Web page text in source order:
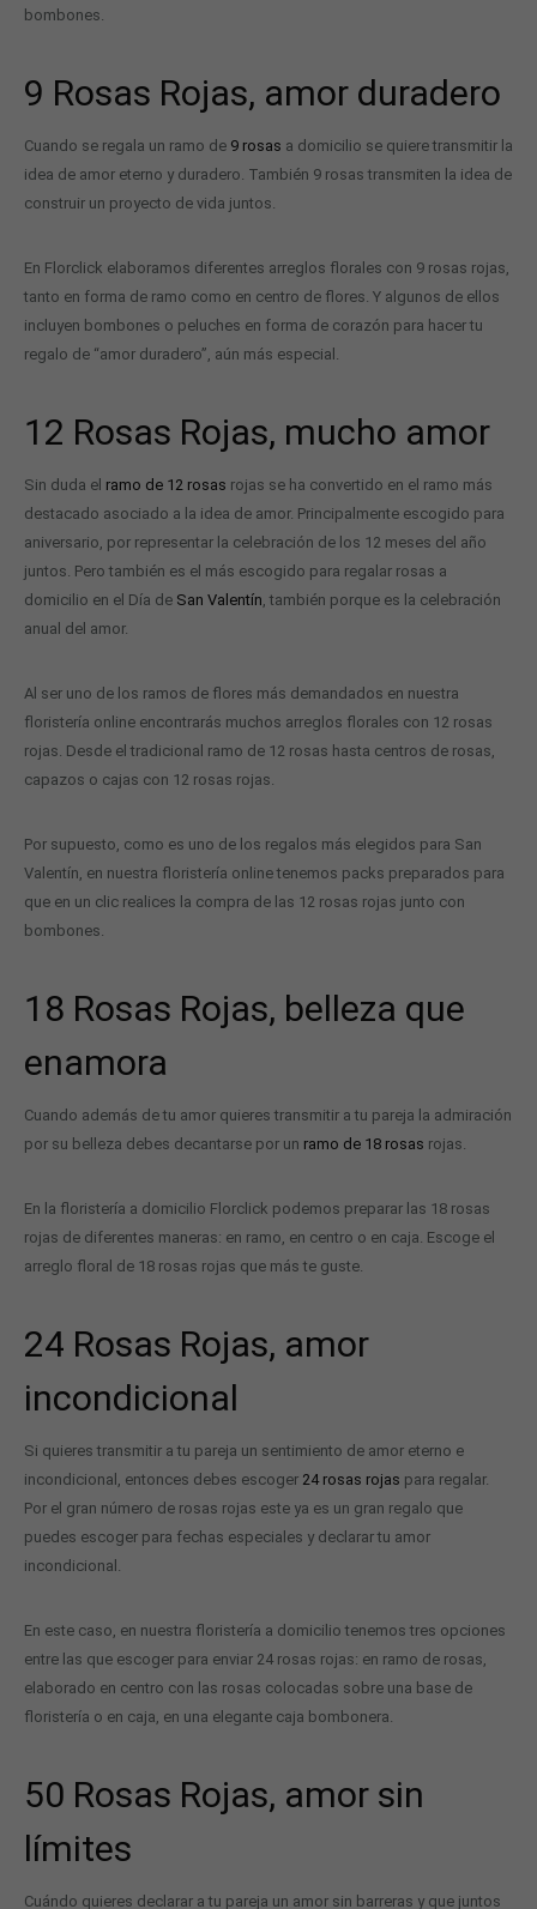
bombones.
9 Rosas Rojas, amor duradero
Cuando se regala un ramo de 9 rosas a domicilio se quiere transmitir la
idea de amor eterno y duradero. También 9 rosas transmiten la idea de
construir un proyecto de vida juntos.
En Florclick elaboramos diferentes arreglos florales con 9 rosas rojas,
tanto en forma de ramo como en centro de flores. Y algunos de ellos
incluyen bombones o peluches en forma de corazón para hacer tu
regalo de “amor duradero”, aún más especial.
12 Rosas Rojas, mucho amor
Sin duda el ramo de 12 rosas rojas se ha convertido en el ramo más
destacado asociado a la idea de amor. Principalmente escogido para
aniversario, por representar la celebración de los 12 meses del año
juntos. Pero también es el más escogido para regalar rosas a
domicilio en el Día de San Valentín, también porque es la celebración
anual del amor.
Al ser uno de los ramos de flores más demandados en nuestra
floristería online encontrarás muchos arreglos florales con 12 rosas
rojas. Desde el tradicional ramo de 12 rosas hasta centros de rosas,
capazos o cajas con 12 rosas rojas.
Por supuesto, como es uno de los regalos más elegidos para San
Valentín, en nuestra floristería online tenemos packs preparados para
que en un clic realices la compra de las 12 rosas rojas junto con
bombones.
18 Rosas Rojas, belleza que
enamora
Cuando además de tu amor quieres transmitir a tu pareja la admiración
por su belleza debes decantarse por un ramo de 18 rosas rojas.
En la floristería a domicilio Florclick podemos preparar las 18 rosas
rojas de diferentes maneras: en ramo, en centro o en caja. Escoge el
arreglo floral de 18 rosas rojas que más te guste.
24 Rosas Rojas, amor
incondicional
Si quieres transmitir a tu pareja un sentimiento de amor eterno e
incondicional, entonces debes escoger 24 rosas rojas para regalar.
Por el gran número de rosas rojas este ya es un gran regalo que
puedes escoger para fechas especiales y declarar tu amor
incondicional.
En este caso, en nuestra floristería a domicilio tenemos tres opciones
entre las que escoger para enviar 24 rosas rojas: en ramo de rosas,
elaborado en centro con las rosas colocadas sobre una base de
floristería o en caja, en una elegante caja bombonera.
50 Rosas Rojas, amor sin
límites
Cuándo quieres declarar a tu pareja un amor sin barreras y que juntos